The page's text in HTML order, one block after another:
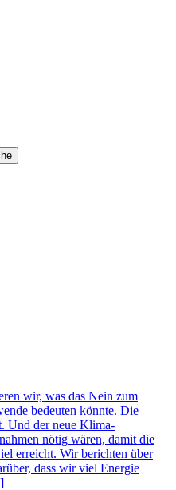
wir, was das Nein zum
bedeuten könnte. Die
Und der neue Klima-
nötig wären, damit die
erreicht. Wir berichten über
dass wir viel Energie